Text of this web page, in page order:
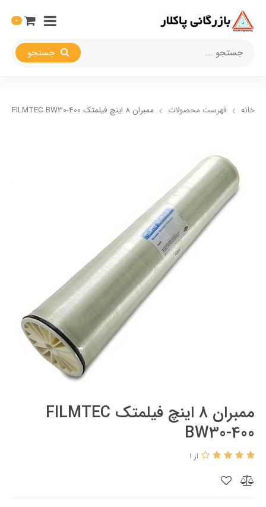
0
خانه فهرست محصولات ممبران 8 اینچ فیلمتک FILMTEC BW30-400
ممبران 8 اینچ فیلمتک FILMTEC
BW30-400
از 1